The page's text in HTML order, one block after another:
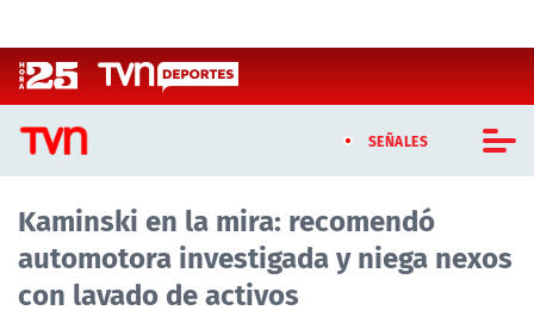
SEÑALES
CASTING MASTERCHEF CHILE
CASTING TVN VERTICAL
Kaminski en la mira: recomendó
automotora investigada y niega nexos
con lavado de activos